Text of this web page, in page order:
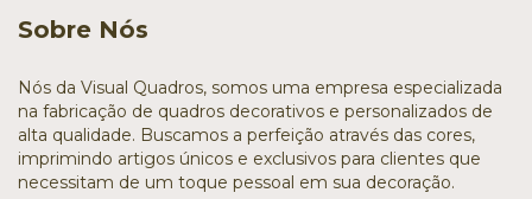
Sobre Nós
Nós da Visual Quadros, somos uma empresa especializada
na fabricação de quadros decorativos e personalizados de
alta qualidade. Buscamos a perfeição através das cores,
imprimindo artigos únicos e exclusivos para clientes que
necessitam de um toque pessoal em sua decoração.